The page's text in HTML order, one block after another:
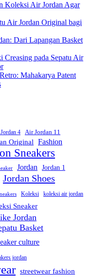
Koleksi Air Jordan Agar
Air Jordan Original bagi
Dari Lapangan Basket
Creasing pada Sepatu Air
Mahakarya Patent
4 Air Jordan 11
Original Fashion
Sneakers
Jordan Jordan 1
Jordan Shoes
Koleksi koleksi air jordan
Sneaker
Jordan
Basket
culture
jordan
streetwear fashion